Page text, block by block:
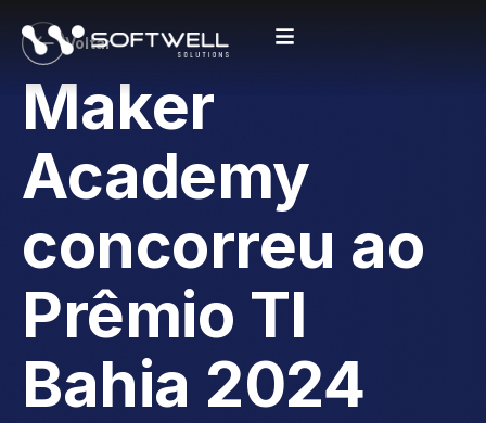
Voltar
Maker
Academy
concorreu ao
Prêmio TI
Bahia 2024